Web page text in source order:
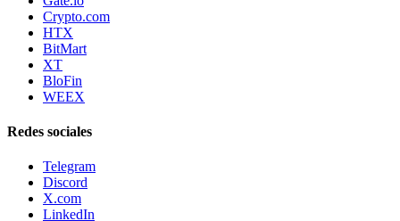
Crypto.com
HTX
BitMart
XT
BloFin
WEEX
Redes sociales
Telegram
Discord
X.com
LinkedIn